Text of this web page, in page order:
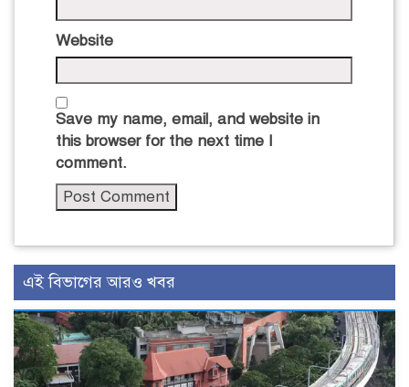
Website
Save my name, email, and website in
this browser for the next time I
comment.
এই বিভাগের আরও খবর